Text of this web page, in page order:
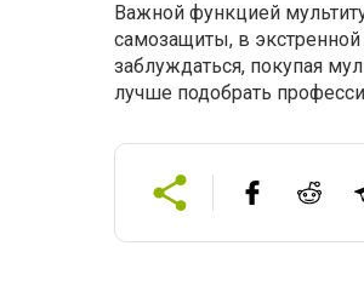
Важной функцией
самозащиты, в
заблуждаться, покупая
лучше подобрать